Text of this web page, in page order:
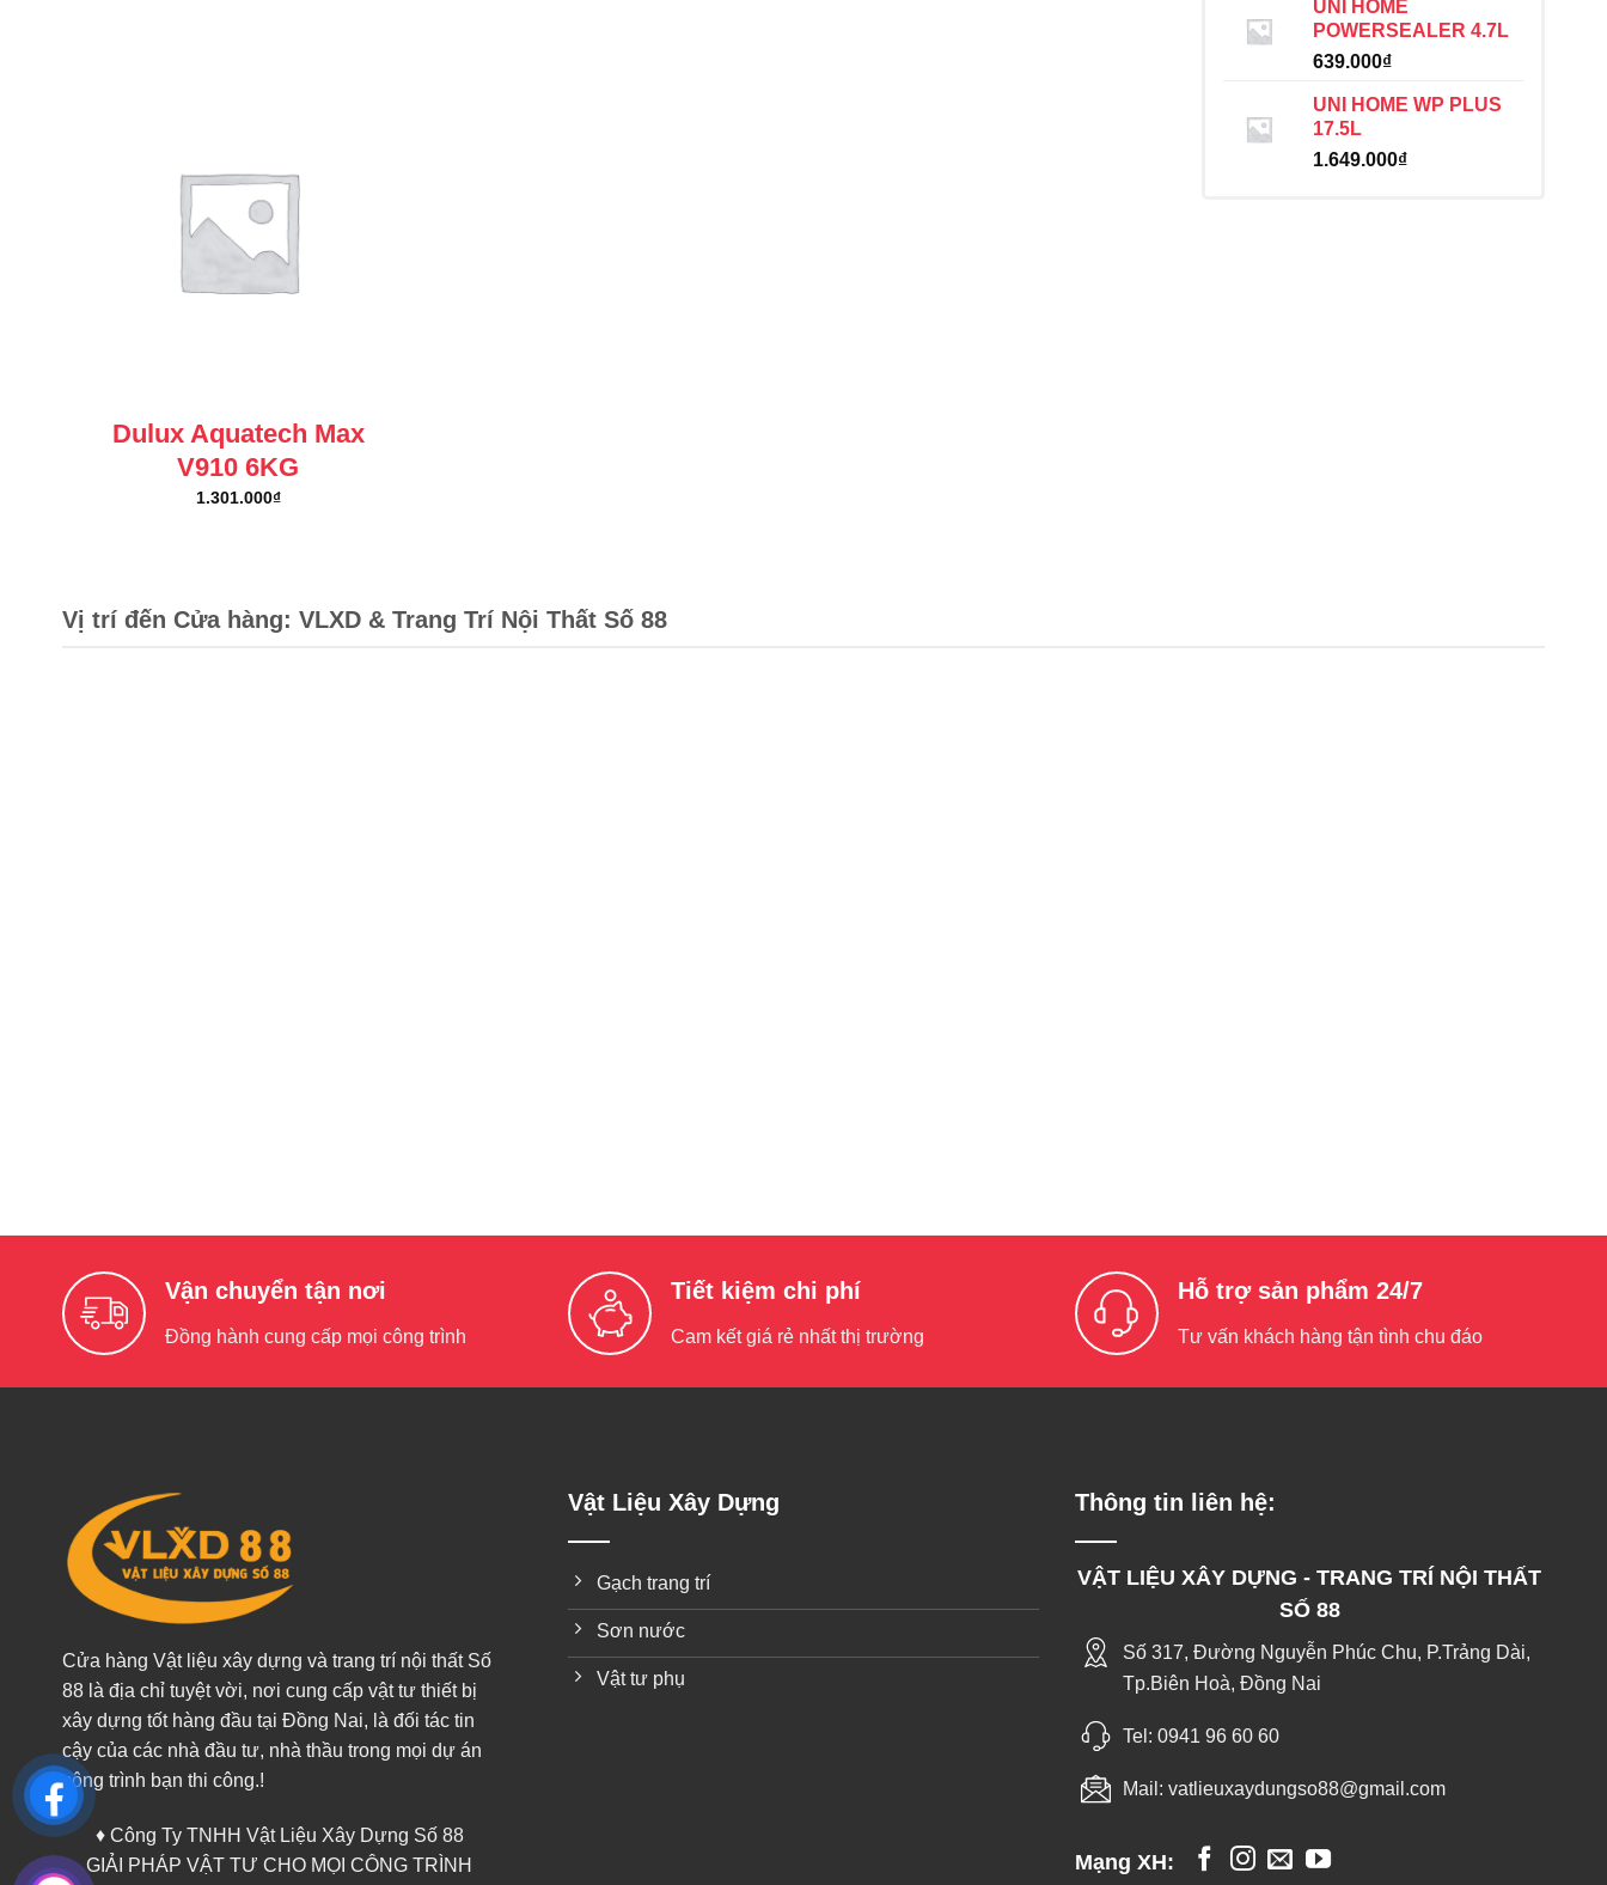
Dulux Aquatech Max
V910 6KG
1.301.000₫
UNI HOME
POWERSEALER 4.7L
639.000₫
UNI HOME WP PLUS
17.5L
1.649.000₫
Vị trí đến Cửa hàng: VLXD & Trang Trí Nội Thất Số 88
Vận chuyển tận nơi
Đồng hành cung cấp mọi công trình
Tiết kiệm chi phí
Cam kết giá rẻ nhất thị trường
Hỗ trợ sản phẩm 24/7
Tư vấn khách hàng tận tình chu đáo
Cửa hàng Vật liệu xây dựng và trang trí nội thất Số
88 là địa chỉ tuyệt vời, nơi cung cấp vật tư thiết bị
xây dựng tốt hàng đầu tại Đồng Nai, là đối tác tin
cậy của các nhà đầu tư, nhà thầu trong mọi dự án
công trình bạn thi công.!
♦ Công Ty TNHH Vật Liệu Xây Dựng Số 88
GIẢI PHÁP VẬT TƯ CHO MỌI CÔNG TRÌNH
Vật Liệu Xây Dựng
Gạch trang trí
Sơn nước
Vật tư phụ
Thông tin liên hệ:
VẬT LIỆU XÂY DỰNG - TRANG TRÍ NỘI THẤT
SỐ 88
Số 317, Đường Nguyễn Phúc Chu, P.Trảng Dài,
Tp.Biên Hoà, Đồng Nai
Tel: 0941 96 60 60
Mail: vatlieuxaydungso88@gmail.com
Mạng XH: